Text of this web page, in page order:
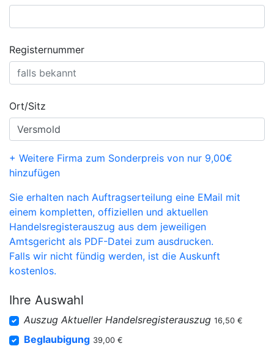
Registernummer
Ort/Sitz
+ Weitere Firma zum Sonderpreis von nur 9,00€
hinzufügen
Sie erhalten nach Auftragserteilung eine EMail mit
einem kompletten, offiziellen und aktuellen
Handelsregisterauszug aus dem jeweiligen
Amtsgericht als PDF-Datei zum ausdrucken.
Falls wir nicht fündig werden, ist die Auskunft
kostenlos.
Ihre Auswahl
Auszug Aktueller Handelsregisterauszug 16,50 €
Beglaubigung 39,00 €